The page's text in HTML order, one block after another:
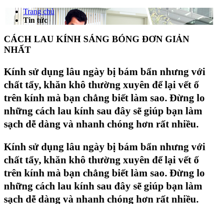
Trang chủ
Tin tức
CÁCH LAU KÍNH SÁNG BÓNG ĐƠN GIẢN
NHẤT
Kính sử dụng lâu ngày bị bám bẩn nhưng với
chất tẩy, khăn khô thường xuyên để lại vết ố
trên kính mà bạn chẳng biết làm sao. Đừng lo
những cách lau kính sau đây sẽ giúp bạn làm
sạch dễ dàng và nhanh chóng hơn rất nhiều.
Kính sử dụng lâu ngày bị bám bẩn nhưng với
chất tẩy, khăn khô thường xuyên để lại vết ố
trên kính mà bạn chẳng biết làm sao. Đừng lo
những cách lau kính sau đây sẽ giúp bạn làm
sạch dễ dàng và nhanh chóng hơn rất nhiều.